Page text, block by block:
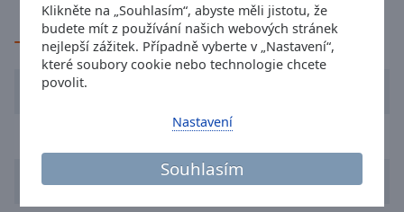
Klikněte na „Souhlasím“, abyste měli jistotu, že
budete mít z používání našich webových stránek
nejlepší zážitek. Případně vyberte v „Nastavení“,
které soubory cookie nebo technologie chcete
povolit.
Souhlasím
Nastavení
Text
Background
Caption
Area
TOP umělci
Madonna